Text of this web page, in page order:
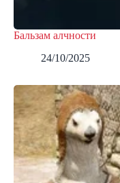
Бальзам алчности
24/10/2025